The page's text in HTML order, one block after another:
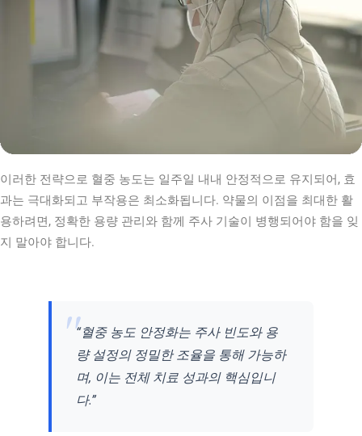
이러한 전략으로 혈중 농도는 일주일 내내 안정적으로 유지되어, 효
과는 극대화되고 부작용은 최소화됩니다. 약물의 이점을 최대한 활
용하려면, 정확한 용량 관리와 함께 주사 기술이 병행되어야 함을 잊
지 말아야 합니다.
“혈중 농도 안정화는 주사 빈도와 용
량 설정의 정밀한 조율을 통해 가능하
며, 이는 전체 치료 성과의 핵심입니
다.”